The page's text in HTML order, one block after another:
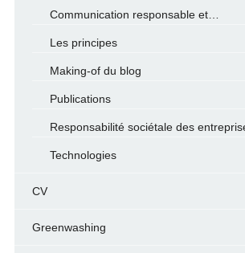
Communication responsable et…
Les principes
Making-of du blog
Publications
Responsabilité sociétale des
Technologies
CV
Greenwashing